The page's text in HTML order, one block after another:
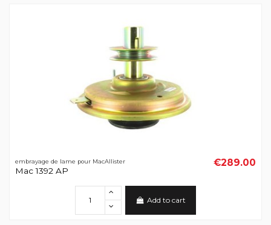
embrayage de lame pour MacAllister
Mac 1392 AP
€289.00
Add to cart